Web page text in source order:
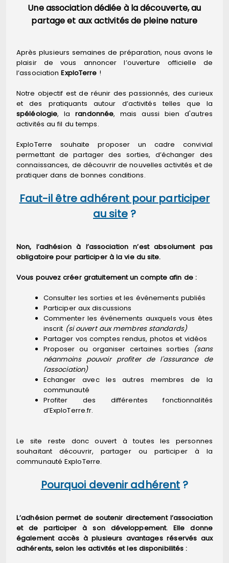
Une association dédiée à la découverte, au
partage et aux activités de pleine nature
Après plusieurs semaines de préparation, nous avons le
plaisir de vous annoncer l’ouverture officielle de
l’associationExploTerre !
Notre objectif est de réunir des passionnés, des curieux
et des pratiquants autour d’activités telles que la
spéléologie, larandonnée, mais aussi bien d'autres
activités au fil du temps.
ExploTerre souhaite proposer un cadre convivial
permettant de partager des sorties, d’échanger des
connaissances, de découvrir de nouvelles activités et de
pratiquer dans de bonnes conditions.
Faut-il être adhérent pour participer
au site?
Non, l’adhésion à l’association n’est absolument pas
obligatoire pour participer à la vie du site.
Vous pouvez créer gratuitement un compte afin de :
Consulter les sorties et les événements publiés
Participer aux discussions
Commenter les événements auxquels vous êtes
inscrit (si ouvert aux membres standards)
Partager vos comptes rendus, photos et vidéos
Proposer ou organiser certaines sorties
(sans
néanmoins pouvoir profiter de l'assurance de
l'association)
Echanger avec les autres membres de la
communauté
Profiter des différentes fonctionnalités
d’ExploTerre.fr.
Le site reste donc ouvert à toutes les personnes
souhaitant découvrir, partager ou participer à la
communauté ExploTerre.
Pourquoi devenir adhérent ?
L’adhésion permet de soutenir directement l’association
et de participer à son développement. Elle donne
également accès à plusieurs avantages réservés aux
adhérents, selon les activités et les disponibilités :